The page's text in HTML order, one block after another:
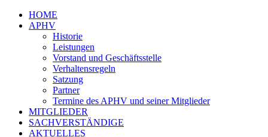
HOME
APHV
Historie
Leistungen
Vorstand und Geschäftsstelle
Verhaltensregeln
Satzung
Partner
Termine des APHV und seiner Mitglieder
MITGLIEDER
SACHVERSTÄNDIGE
AKTUELLES